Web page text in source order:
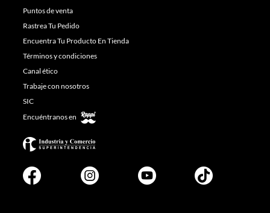
Puntos de venta
Rastrea Tu Pedido
Encuentra Tu Producto En Tienda
Términos y condiciones
Canal ético
Trabaje con nosotros
SIC
Encuéntranos en